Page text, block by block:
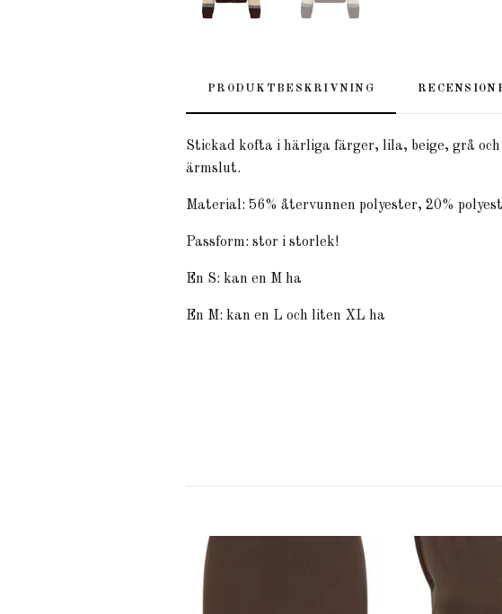
PRODUKTBESKRIVNING
Stickad kofta i härliga färger, lila, beige, grå
ärmslut.
Material: 56% återvunnen polyester, 20%
Passform: stor i storlek!
En S: kan en M ha
En M: kan en L och liten XL ha